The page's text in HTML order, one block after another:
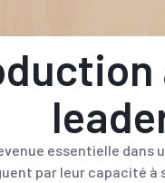
essentielle
par leur capacité